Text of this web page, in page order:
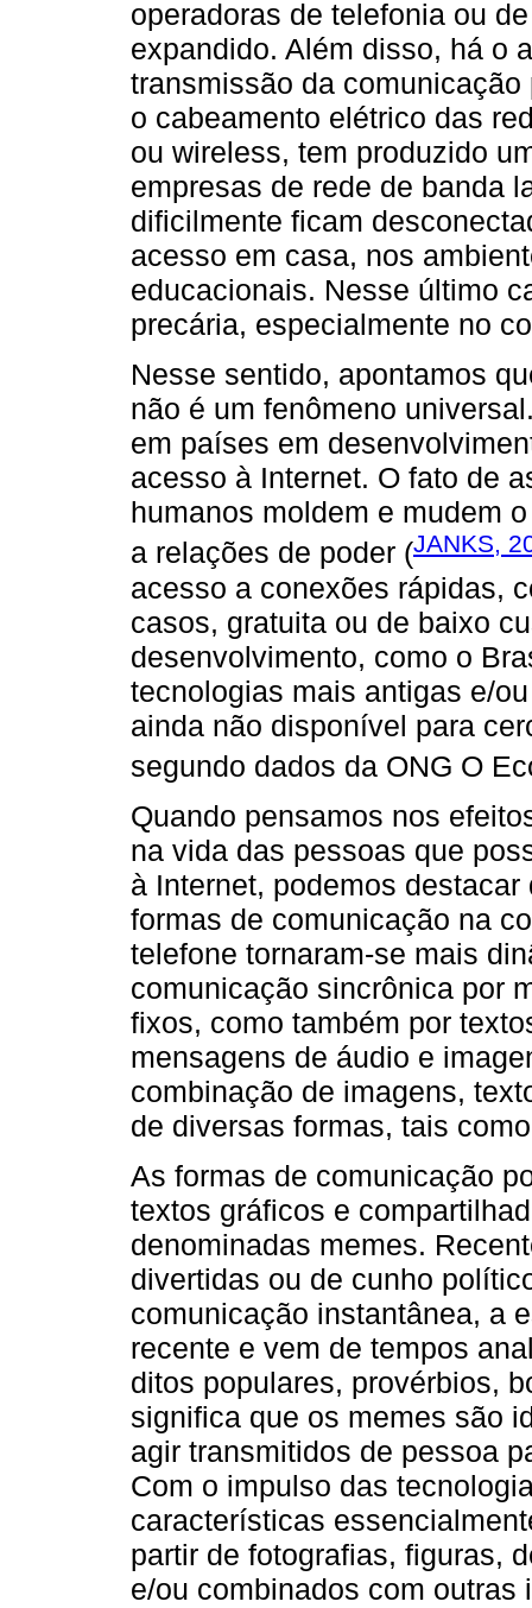
operadoras de telefonia ou
expandido. Além disso, há o
transmissão da
o cabeamento elétrico das
ou wireless, tem produzido
empresas de rede de banda
dificilmente ficam
acesso em casa, nos
educacionais. Nesse último
precária, especialmente no
Nesse sentido, apontamos
não é um fenômeno
em países em
acesso à Internet. O fato de
humanos moldem e mudem
a relações de poder (JANKS,
acesso a conexões rápidas,
casos, gratuita ou de baixo
desenvolvimento, como o
tecnologias mais antigas e/
ainda não disponível para
segundo dados da ONG O
Quando pensamos nos
na vida das pessoas que
à Internet, podemos
formas de comunicação na
telefone tornaram-se mais
comunicação sincrônica por
fixos, como também por
mensagens de áudio e
combinação de imagens,
de diversas formas, tais
As formas de comunicação
textos gráficos e
denominadas memes.
divertidas ou de cunho
comunicação instantânea, a
recente e vem de tempos
ditos populares, provérbios,
significa que os memes são
agir transmitidos de pessoa
Com o impulso das
características
partir de fotografias, figuras,
e/ou combinados com outras